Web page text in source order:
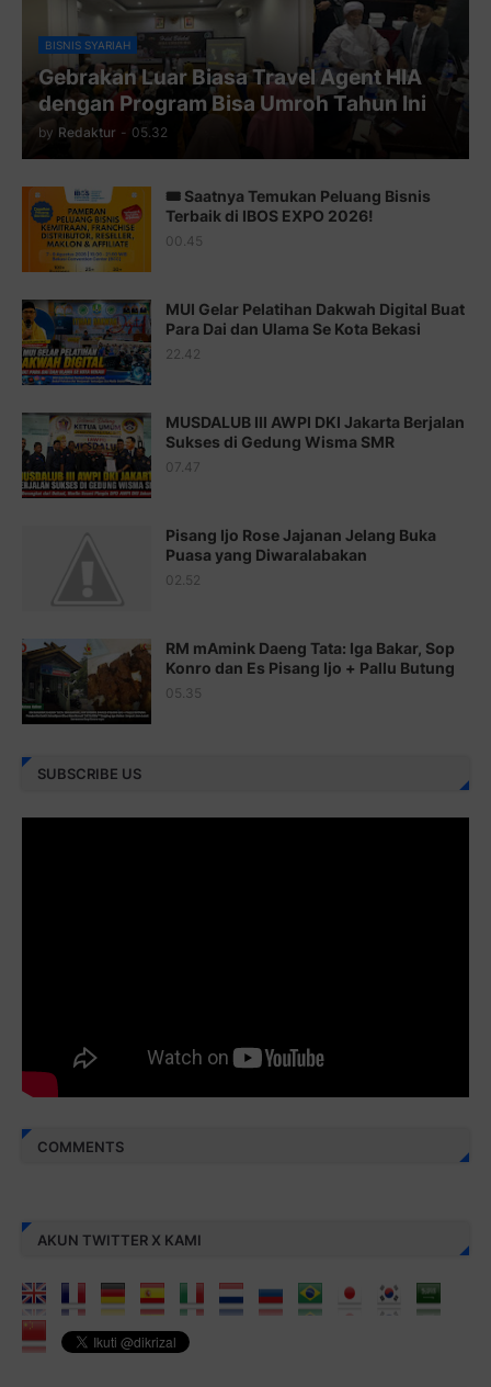
Juz 10 ⇨http://j.mp/2bHfyUH
Juz 11 ⇨http://j.mp/2bHf80y
Juz 13 ⇨http://j.mp/2bFTiKQ
Juz 14 ⇨http://j.mp/2b8SUTA
Juz 15 ⇨http://j.mp/2bFRQIM
Juz 17 ⇨http://j.mp/2brHsFz
Juz 18 ⇨http://j.mp/2b8SCfc
Juz 19 ⇨http://j.mp/2bFSq95
Juz 20 ⇨http://j.mp/2brI1zc
Juz 21 ⇨http://j.mp/2b8VcBO
http://j.mp/2bFRxNP
http://j.mp/2brItxm
Juz 25 ⇨http://j.mp/2brImlf
Juz 26 ⇨http://j.mp/2bFRHF2
BISNIS SYARIAH
Gebrakan Luar Biasa Travel Agent HIA
dengan Program Bisa Umroh Tahun Ini
by Redaktur - 05.32
🎟️ Saatnya Temukan Peluang Bisnis
Terbaik di IBOS EXPO 2026!
00.45
MUI Gelar Pelatihan Dakwah Digital Buat
Para Dai dan Ulama Se Kota Bekasi
22.42
MUSDALUB III AWPI DKI Jakarta Berjalan
Sukses di Gedung Wisma SMR
07.47
Pisang Ijo Rose Jajanan Jelang Buka
Puasa yang Diwaralabakan
02.52
RM mAmink Daeng Tata: Iga Bakar, Sop
Konro dan Es Pisang Ijo + Pallu Butung
05.35
SUBSCRIBE US
COMMENTS
AKUN TWITTER X KAMI